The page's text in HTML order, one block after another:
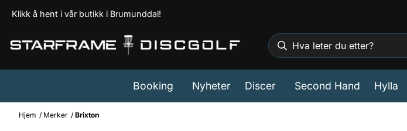
Hopp til innhold
Klikk å hent i vår butikk i Brumunddal!
Booking Nyheter Discer Second Hand Hylla
Hjem / Merker / Brixton